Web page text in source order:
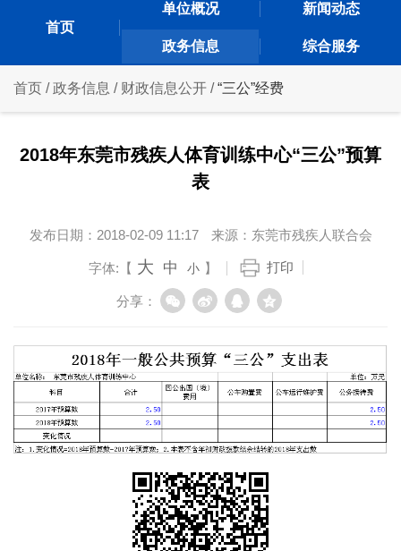
首页
单位概况 新闻动态
政务信息 综合服务
首页 /政务信息 / 财政信息公开 /“三公”经费
2018年东莞市残疾人体育训练中心“三公”预算
表
发布日期： 2018-02-09 11:17 来源： 东莞市残疾人联合会
字体:【 大 中 小 】 打印
分享：